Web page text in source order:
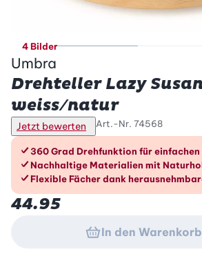
4 Bilder
Umbra
Drehteller Lazy
weiss/natur
Jetzt bewerten Art.-Nr. 74568
Die Vorteile im
360 Grad Drehfunktion für
Nachhaltige Materialien mit
Flexible Fächer dank
44.95
In den Warenkorb